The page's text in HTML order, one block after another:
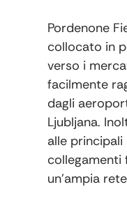
Pordenone
collocato in
verso i
facilmente
dagli
Ljubljana‎.
alle
collegamenti
un’ampia